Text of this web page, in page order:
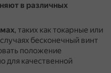
в различных
, таких как токарные или
бесконечный винт
положение
для качественной